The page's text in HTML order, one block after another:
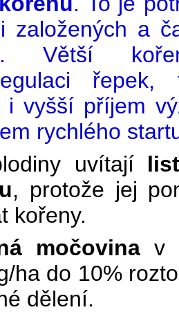
založených a
Větší
řepek,
i vyšší příjem
rychlého
uvítají
, protože jej
kořeny.
močovina v
ha do 10%
dělení.